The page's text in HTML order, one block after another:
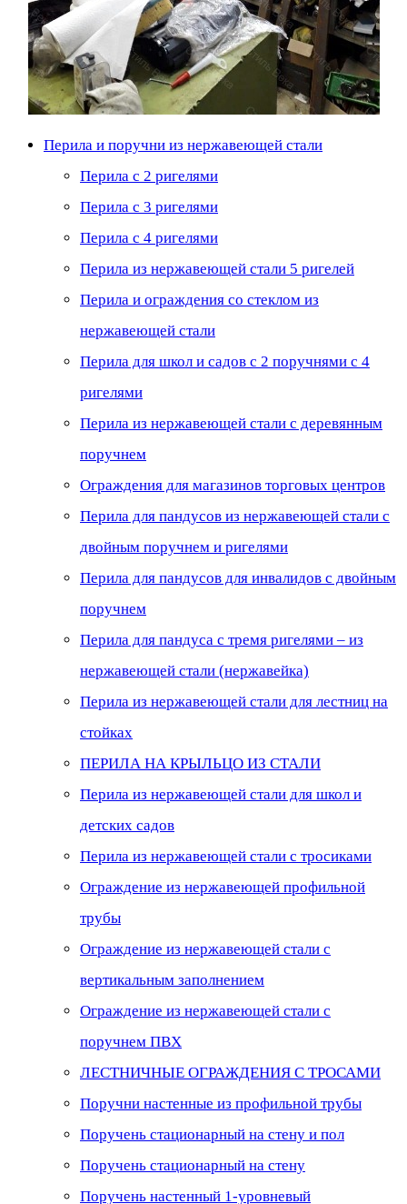
Перила и поручни из нержавеющей стали
Перила с 2 ригелями
Перила с 3 ригелями
Перила с 4 ригелями
Перила из нержавеющей стали 5 ригелей
Перила и ограждения со стеклом из
нержавеющей стали
Перила для школ и садов с 2 поручнями с 4
ригелями
Перила из нержавеющей стали с деревянным
поручнем
Ограждения для магазинов торговых центров
Перила для пандусов из нержавеющей стали с
двойным поручнем и ригелями
Перила для пандусов для инвалидов с двойным
поручнем
Перила для пандуса с тремя ригелями – из
нержавеющей стали (нержавейка)
Перила из нержавеющей стали для лестниц на
стойках
ПЕРИЛА НА КРЫЛЬЦО ИЗ СТАЛИ
Перила из нержавеющей стали для школ и
детских садов
Перила из нержавеющей стали с тросиками
Ограждение из нержавеющей профильной
трубы
Ограждение из нержавеющей стали с
вертикальным заполнением
Ограждение из нержавеющей стали с
поручнем ПВХ
ЛЕСТНИЧНЫЕ ОГРАЖДЕНИЯ С ТРОСАМИ
Поручни настенные из профильной трубы
Поручень стационарный на стену и пол
Поручень стационарный на стену
Поручень настенный 1-уровневый